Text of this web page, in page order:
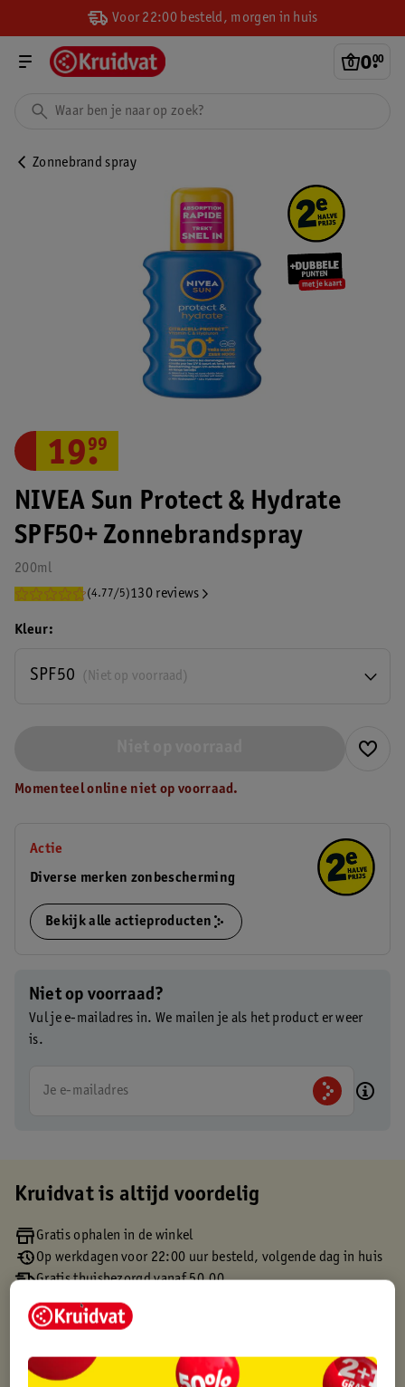
Voor 22:00 besteld, morgen in huis
0.
00
Zonnebrand spray
NIVEA Sun Protect & Hydrate
SPF50+ Zonnebrandspray
200ml
(4.77/5)130 reviews
19.
99
Kleur
(Niet op voorraad)
SPF50
Momenteel online niet op voorraad.
Actie
Diverse merken zonbescherming
Bekijk alle actieproducten
Niet op voorraad?
Vul je e-mailadres in. We mailen je als het product er weer
is.
Je e-mailadres
Kruidvat is altijd voordelig
Gratis ophalen in de winkel
Op werkdagen voor 22:00 uur besteld, volgende dag in huis
Gratis thuisbezorgd vanaf 50.00
Gratis retourneren binnen 30 dagen
Gratis punten met je Kruidvat kaart